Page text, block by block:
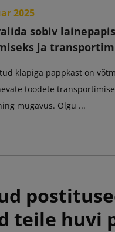
2025
sobiv
ja
klapiga pappkast on
toodete
mugavus. Olgu ...
teile huvi